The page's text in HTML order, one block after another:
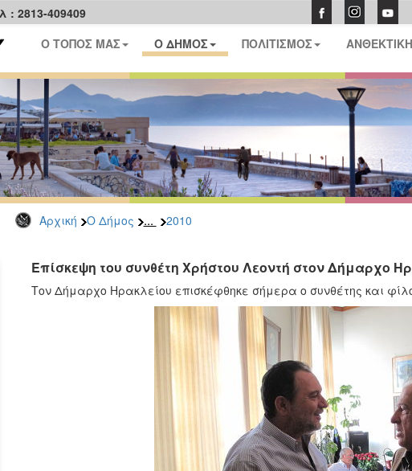
2813-409409
Ο ΤΟΠΟΣ ΜΑΣ Ο ΔΗΜΟΣ ΠΟΛΙΤΙΣΜΟΣ
Αρχική Ο Δήμος ... 2010
Επίσκεψη του συνθέτη Χρήστου Λεοντή στον Δήμαρχο
Τον Δήμαρχο Ηρακλείου επισκέφθηκε σήμερα ο συνθέτης και